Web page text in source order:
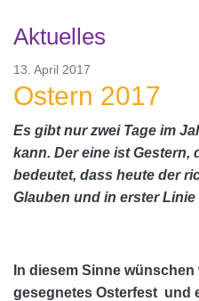
Aktuelles
13. April 2017
Ostern 2017
Es gibt nur zwei Tage im
kann. Der eine ist Gestern,
bedeutet, dass heute der
Glauben und in erster Linie
In diesem Sinne
gesegnetes Osterfest und